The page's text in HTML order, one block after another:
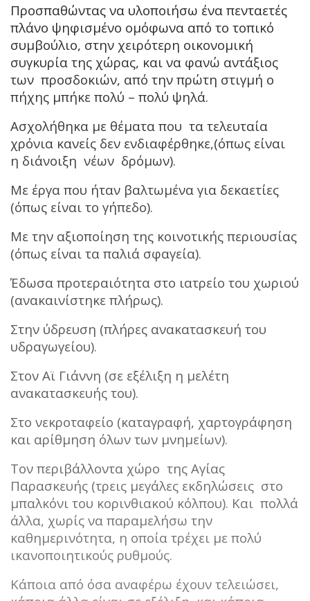
Προσπαθώντας να υλοποιήσω ένα πενταετές
πλάνο ψηφισμένο ομόφωνα από το τοπικό
συμβούλιο, στην χειρότερη οικονομική
συγκυρία της χώρας, και να φανώ αντάξιος
των προσδοκιών, από την πρώτη στιγμή ο
πήχης μπήκε πολύ – πολύ ψηλά.
Ασχολήθηκα με θέματα που τα τελευταία
χρόνια κανείς δεν ενδιαφέρθηκε,(όπως είναι
η διάνοιξη νέων δρόμων).
Με έργα που ήταν βαλτωμένα για δεκαετίες
(όπως είναι το γήπεδο).
Με την αξιοποίηση της κοινοτικής περιουσίας
(όπως είναι τα παλιά σφαγεία).
Έδωσα προτεραιότητα στο ιατρείο του χωριού
(ανακαινίστηκε πλήρως).
Στην ύδρευση (πλήρες ανακατασκευή του
υδραγωγείου).
Στον Αϊ Γιάννη (σε εξέλιξη η μελέτη
ανακατασκευής του).
Στο νεκροταφείο (καταγραφή, χαρτογράφηση
και αρίθμηση όλων των μνημείων).
Τον περιβάλλοντα χώρο της Αγίας
Παρασκευής (τρεις μεγάλες εκδηλώσεις στο
μπαλκόνι του κορινθιακού κόλπου). Και πολλά
άλλα, χωρίς να παραμελήσω την
καθημερινότητα, η οποία τρέχει με πολύ
ικανοποιητικούς ρυθμούς.
Κάποια από όσα αναφέρω έχουν τελειώσει,